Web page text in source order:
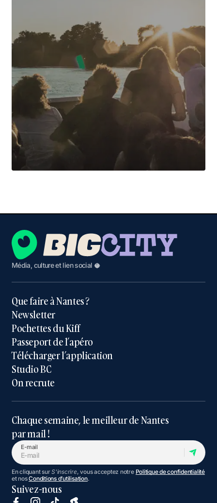
Média, culture et lien social 🥥
Que faire à Nantes ?
Newsletter
Pochettes du Kiff
Passeport de l’apéro
Télécharger l’application
Studio BC
On recrute
Chaque semaine, le meilleur de Nantes
par mail !
E-mail
En cliquant surS'inscrire, vous acceptez notre Politique de confidentialité
et nosConditions d’utilisation.
Suivez-nous